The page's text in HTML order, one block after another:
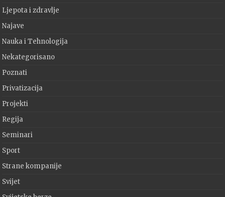
Ljepota i zdravlje
Najave
Nauka i Tehnologija
Nekategorisano
Poznati
Privatizacija
Projekti
Regija
Seminari
Sport
Strane kompanije
Svijet